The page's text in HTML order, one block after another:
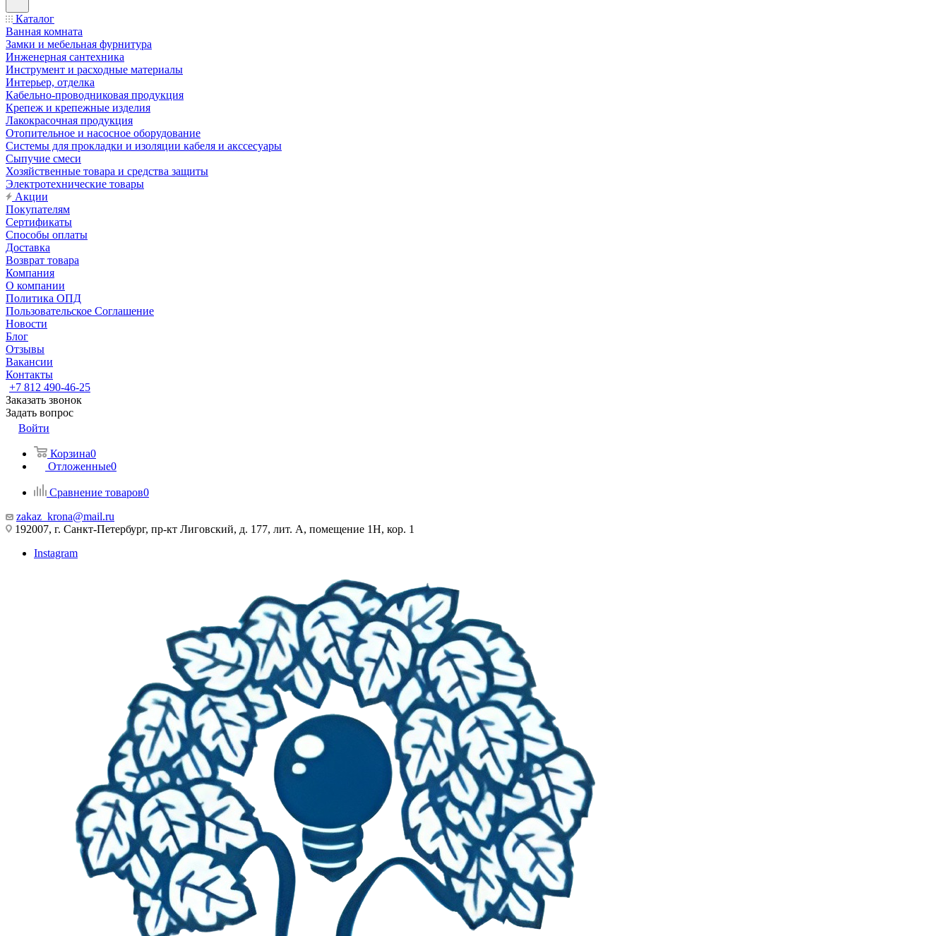
Каталог
Ванная комната
Замки и мебельная фурнитура
Инженерная сантехника
Инструмент и расходные материалы
Интерьер, отделка
Кабельно-проводниковая продукция
Крепеж и крепежные изделия
Лакокрасочная продукция
Отопительное и насосное оборудование
Системы для прокладки и изоляции кабеля и акссесуары
Сыпучие смеси
Хозяйственные товара и средства защиты
Электротехнические товары
Акции
Покупателям
Сертификаты
Способы оплаты
Доставка
Возврат товара
Компания
О компании
Политика ОПД
Пользовательское Соглашение
Новости
Блог
Отзывы
Вакансии
Контакты
+7 812 490-46-25
Заказать звонок
Задать вопрос
Войти
Корзина0
Отложенные0
Сравнение товаров0
zakaz_krona@mail.ru
192007, г. Санкт-Петербург, пр-кт Лиговский, д. 177, лит. А, помещение 1Н, кор. 1
Instagram